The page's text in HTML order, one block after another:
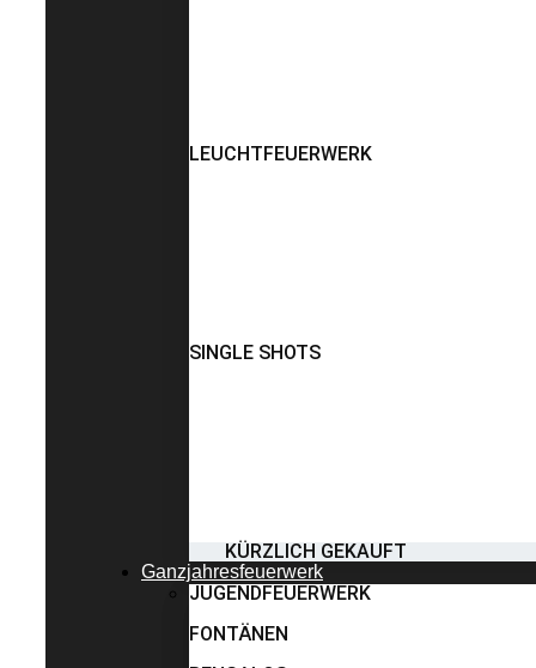
LEUCHTFEUERWERK
SINGLE SHOTS
KÜRZLICH GEKAUFT
Ganzjahresfeuerwerk
JUGENDFEUERWERK
FONTÄNEN